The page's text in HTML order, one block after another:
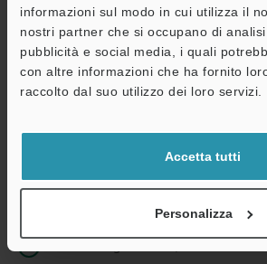
informazioni sul modo in cui utilizza il
nostri partner che si occupano di analisi
pubblicità e social media, i quali
con altre informazioni che ha fornito
raccolto dal suo utilizzo dei loro servizi.
Accetta tutti
Personalizza
Privacy garantita al 100% - le informazioni
mai condivise.
Dichiarazione sulla privacy